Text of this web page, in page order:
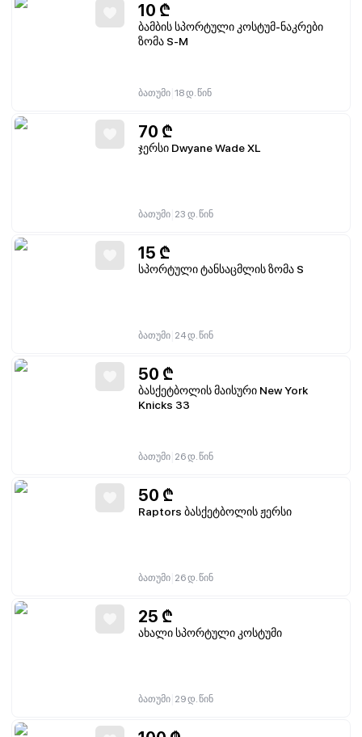
10 ₾
ბამბის სპორტული კოსტუმ-ნაკრები
ზომა S-M
ბათუმი 18 დ. წინ
70 ₾
ჯერსი Dwyane Wade XL
ბათუმი 23 დ. წინ
15 ₾
სპორტული ტანსაცმლის ზომა S
ბათუმი 24 დ. წინ
50 ₾
ბასქეტბოლის მაისური New York
Knicks 33
ბათუმი 26 დ. წინ
50 ₾
Raptors ბასქეტბოლის ჟერსი
ბათუმი 26 დ. წინ
25 ₾
ახალი სპორტული კოსტუმი
ბათუმი 29 დ. წინ